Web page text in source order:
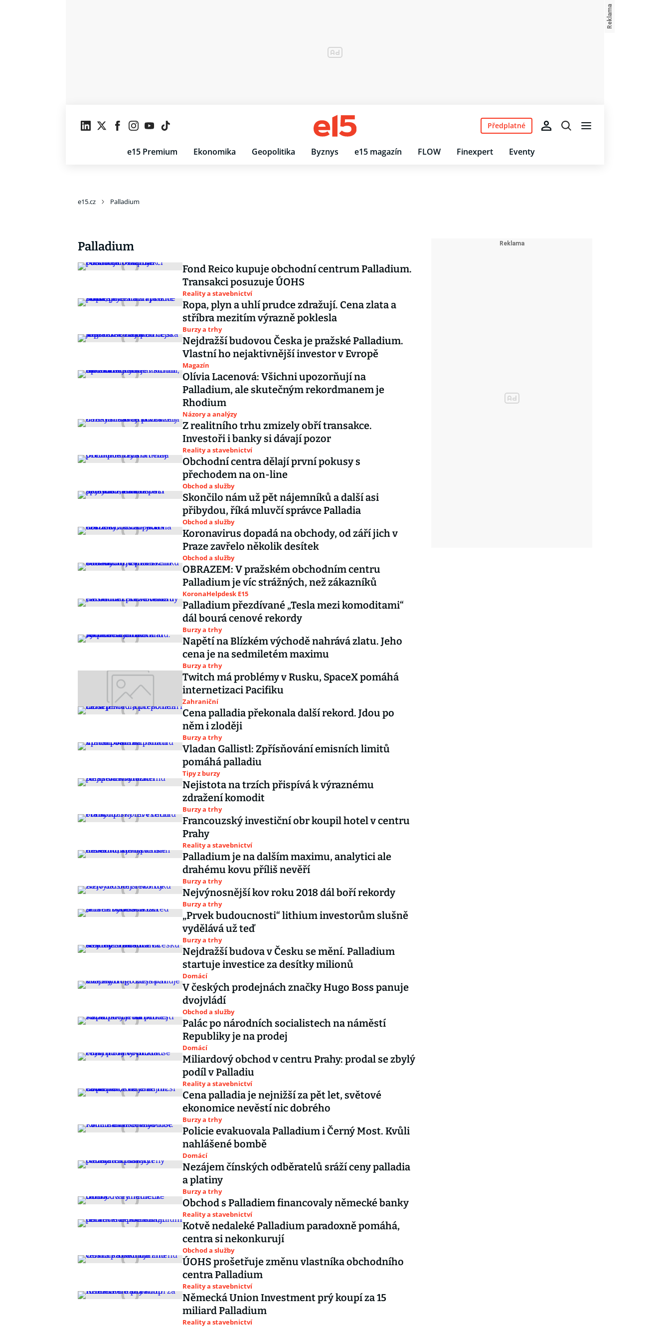
e15 Premium Ekonomika Geopolitika Byznys e15 magazín FLOW Finexpert Eventy
Předplatné
e15.cz Palladium
Palladium
Fond Reico kupuje obchodní centrum Palladium.
Transakci posuzuje ÚOHS
Reality a stavebnictví
Ropa, plyn a uhlí prudce zdražují. Cena zlata a
stříbra mezitím výrazně poklesla
Burzy a trhy
Nejdražší budovou Česka je pražské Palladium.
Vlastní ho nejaktivnější investor v Evropě
Magazín
Olívia Lacenová: Všichni upozorňují na
Palladium, ale skutečným rekordmanem je
Rhodium
Názory a analýzy
Z realitního trhu zmizely obří transakce.
Investoři i banky si dávají pozor
Reality a stavebnictví
Obchodní centra dělají první pokusy s
přechodem na on-line
Obchod a služby
Skončilo nám už pět nájemníků a další asi
přibydou, říká mluvčí správce Palladia
Obchod a služby
Koronavirus dopadá na obchody, od září jich v
Praze zavřelo několik desítek
Obchod a služby
OBRAZEM: V pražském obchodním centru
Palladium je víc strážných, než zákazníků
KoronaHelpdesk E15
Palladium přezdívané „Tesla mezi komoditami“
dál bourá cenové rekordy
Burzy a trhy
Napětí na Blízkém východě nahrává zlatu. Jeho
cena je na sedmiletém maximu
Burzy a trhy
Twitch má problémy v Rusku, SpaceX pomáhá
internetizaci Pacifiku
Zahraniční
Cena palladia překonala další rekord. Jdou po
něm i zloději
Burzy a trhy
Vladan Gallistl: Zpřísňování emisních limitů
pomáhá palladiu
Tipy z burzy
Nejistota na trzích přispívá k výraznému
zdražení komodit
Burzy a trhy
Francouzský investiční obr koupil hotel v centru
Prahy
Reality a stavebnictví
Palladium je na dalším maximu, analytici ale
drahému kovu příliš nevěří
Burzy a trhy
Nejvýnosnější kov roku 2018 dál boří rekordy
Burzy a trhy
„Prvek budoucnosti“ lithium investorům slušně
vydělává už teď
Burzy a trhy
Nejdražší budova v Česku se mění. Palladium
startuje investice za desítky milionů
Domácí
V českých prodejnách značky Hugo Boss panuje
dvojvládí
Obchod a služby
Palác po národních socialistech na náměstí
Republiky je na prodej
Domácí
Miliardový obchod v centru Prahy: prodal se zbylý
podíl v Palladiu
Reality a stavebnictví
Cena palladia je nejnižší za pět let, světové
ekonomice nevěstí nic dobrého
Burzy a trhy
Policie evakuovala Palladium i Černý Most. Kvůli
nahlášené bombě
Domácí
Nezájem čínských odběratelů sráží ceny palladia
a platiny
Burzy a trhy
Obchod s Palladiem financovaly německé banky
Reality a stavebnictví
Kotvě nedaleké Palladium paradoxně pomáhá,
centra si nekonkurují
Obchod a služby
ÚOHS prošetřuje změnu vlastníka obchodního
centra Palladium
Reality a stavebnictví
Německá Union Investment prý koupí za 15
miliard Palladium
Reality a stavebnictví